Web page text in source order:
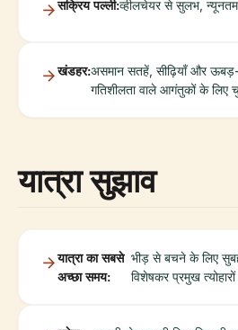
सक्रिय पल्ली:व्हीलचेयर से सुलभ,
खंडहर:असमान सतहें, सीढ़ियाँ और
गतिशीलता वाले आगंतुकों के लिए
यात्रा सुझाव
यात्रा का सबसे
अच्छा समय:
भीड़ से बचने के लिए
विशेषकर प्रमुख